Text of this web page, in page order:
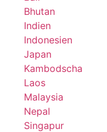
Bhutan
Indien
Indonesien
Japan
Kambodscha
Laos
Malaysia
Nepal
Singapur